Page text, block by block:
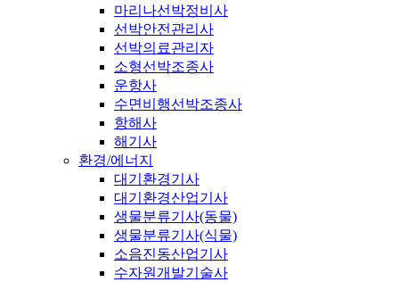
마리나선박정비사
선박안전관리사
선박의료관리자
소형선박조종사
운항사
수면비행선박조종사
항해사
해기사
환경/에너지
대기환경기사
대기환경산업기사
생물분류기사(동물)
생물분류기사(식물)
소음진동산업기사
수자원개발기술사